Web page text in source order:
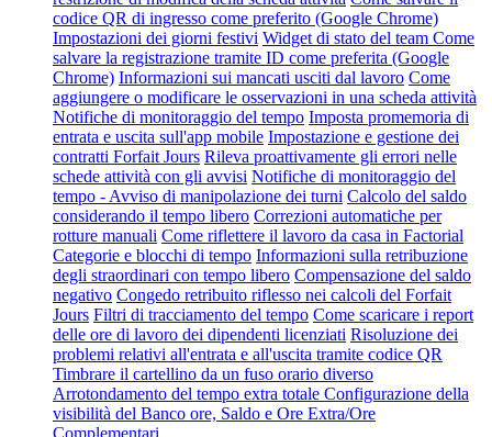
codice QR di ingresso come preferito (Google Chrome)
Impostazioni dei giorni festivi Widget di stato del team Come
salvare la registrazione tramite ID come preferita (Google
Chrome) Informazioni sui mancati usciti dal lavoro Come
aggiungere o modificare le osservazioni in una scheda attività
Notifiche di monitoraggio del tempo Imposta promemoria di
entrata e uscita sull'app mobile Impostazione e gestione dei
contratti Forfait Jours Rileva proattivamente gli errori nelle
schede attività con gli avvisi Notifiche di monitoraggio del
tempo - Avviso di manipolazione dei turni Calcolo del saldo
considerando il tempo libero Correzioni automatiche per
rotture manuali Come riflettere il lavoro da casa in Factorial
Categorie e blocchi di tempo Informazioni sulla retribuzione
degli straordinari con tempo libero Compensazione del saldo
negativo Congedo retribuito riflesso nei calcoli del Forfait
Jours Filtri di tracciamento del tempo Come scaricare i report
delle ore di lavoro dei dipendenti licenziati Risoluzione dei
problemi relativi all'entrata e all'uscita tramite codice QR
Timbrare il cartellino da un fuso orario diverso
Arrotondamento del tempo extra totale Configurazione della
visibilità del Banco ore, Saldo e Ore Extra/Ore
Complementari